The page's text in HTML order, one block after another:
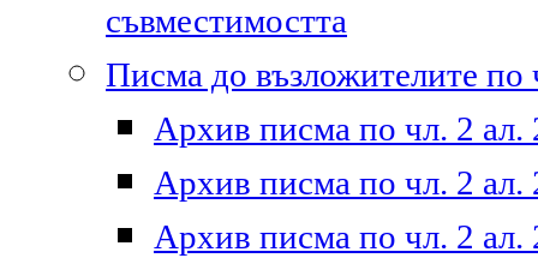
съвместимостта
Писма до възложителите по
Архив писма по чл. 2 ал.
Архив писма по чл. 2 ал.
Архив писма по чл. 2 ал.